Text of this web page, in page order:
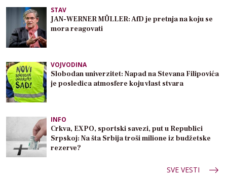
STAV
JAN-WERNER MÜLLER: AfD je pretnja na koju se
mora reagovati
VOJVODINA
Slobodan univerzitet: Napad na Stevana Filipovića
je posledica atmosfere koju vlast stvara
INFO
Crkva, EXPO, sportski savezi, put u Republici
Srpskoj: Na šta Srbija troši milione iz budžetske
rezerve?
SVE VESTI